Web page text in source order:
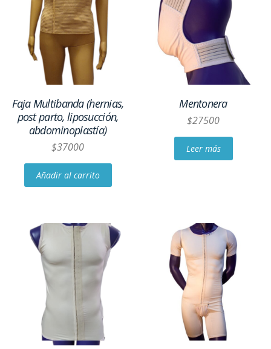
Faja Multibanda (hernias,
post parto, liposucción,
abdominoplastía)
$37000
Añadir al carrito
Mentonera
$27500
Leer más